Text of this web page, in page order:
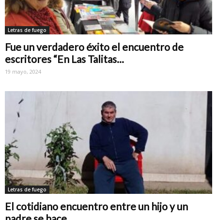
Letras de fuego
Fue un verdadero éxito el encuentro de
escritores “En Las Talitas...
19 mayo, 2024
Letras de fuego
El cotidiano encuentro entre un hijo y un